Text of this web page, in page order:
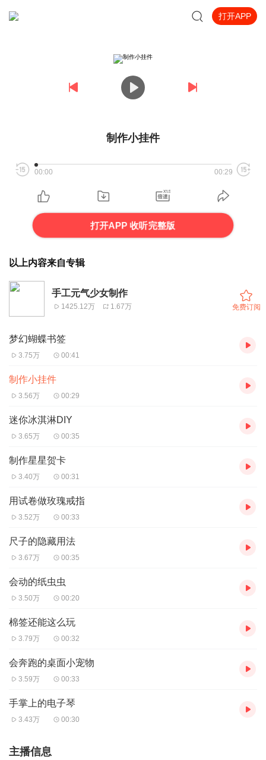
打开APP
制作小挂件
00:00 00:29
打开APP 收听完整版
以上内容来自专辑
手工元气少女制作
1425.12万 1.67万 免费订阅
梦幻蝴蝶书签
3.75万 00:41
制作小挂件
3.56万 00:29
迷你冰淇淋DIY
3.65万 00:35
制作星星贺卡
3.40万 00:31
用试卷做玫瑰戒指
3.52万 00:33
尺子的隐藏用法
3.67万 00:35
会动的纸虫虫
3.50万 00:20
棉签还能这么玩
3.79万 00:32
会奔跑的桌面小宠物
3.59万 00:33
手掌上的电子琴
3.43万 00:30
主播信息